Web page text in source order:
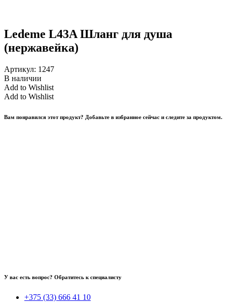
Ledeme L43A Шланг для душа
(нержавейка)
Артикул: 1247
В наличии
Add to Wishlist
Add to Wishlist
Вам понравился этот продукт? Добавьте в избранное сейчас и следите за продуктом.
У вас есть вопрос? Обратитесь к специалисту
+375 (33) 666 41 10